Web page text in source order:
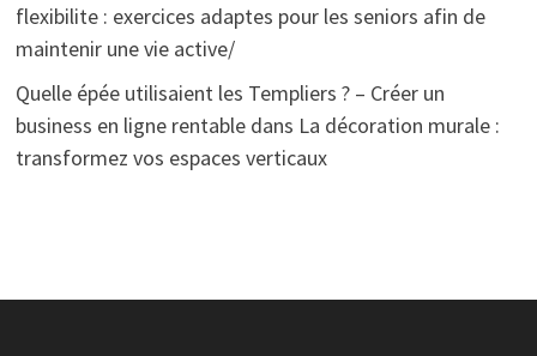
flexibilite : exercices adaptes pour les seniors afin de
maintenir une vie active/
Quelle épée utilisaient les Templiers ? – Créer un
business en ligne rentabledans La décoration murale :
transformez vos espaces verticaux